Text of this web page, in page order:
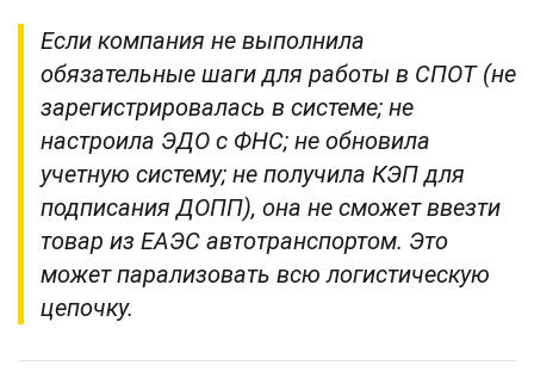
Если компания не выполнила
обязательные шаги для работы в СПОТ (не
зарегистрировалась в системе; не
настроила ЭДО с ФНС; не обновила
учетную систему; не получила КЭП для
подписания ДОПП), она не сможет ввезти
товар из ЕАЭС автотранспортом. Это
может парализовать всю логистическую
цепочку.